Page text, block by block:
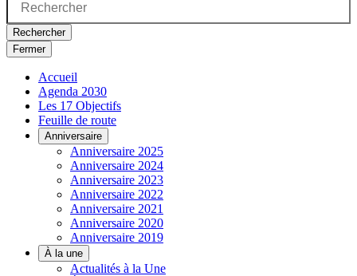
Rechercher
Fermer
Accueil
Agenda 2030
Les 17 Objectifs
Feuille de route
Anniversaire
Anniversaire 2025
Anniversaire 2024
Anniversaire 2023
Anniversaire 2022
Anniversaire 2021
Anniversaire 2020
Anniversaire 2019
À la une
Actualités à la Une